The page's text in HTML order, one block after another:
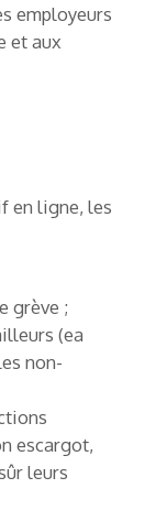
employeurs
et aux
en ligne, les
grève ;
(ea
non-
escargot,
leurs